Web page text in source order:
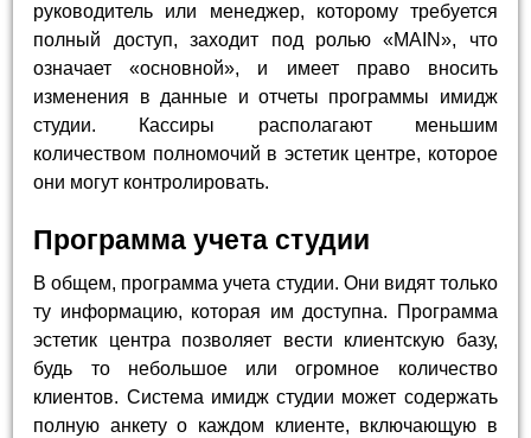
руководитель или менеджер, которому требуется
полный доступ, заходит под ролью «MAIN», что
означает «основной», и имеет право вносить
изменения в данные и отчеты программы имидж
студии. Кассиры располагают меньшим
количеством полномочий в эстетик центре, которое
они могут контролировать.
Программа учета студии
В общем, программа учета студии. Они видят только
ту информацию, которая им доступна. Программа
эстетик центра позволяет вести клиентскую базу,
будь то небольшое или огромное количество
клиентов. Система имидж студии может содержать
полную анкету о каждом клиенте, включающую в